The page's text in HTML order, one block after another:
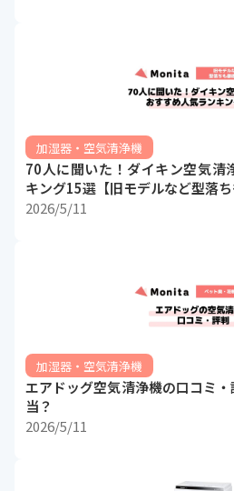
加湿器・空気清浄機
70人に聞いた！ダイキン空気清
キング15選【旧モデルなど型落ち
2026/5/11
加湿器・空気清浄機
エアドッグ空気清浄機の口コミ
当？
2026/5/11